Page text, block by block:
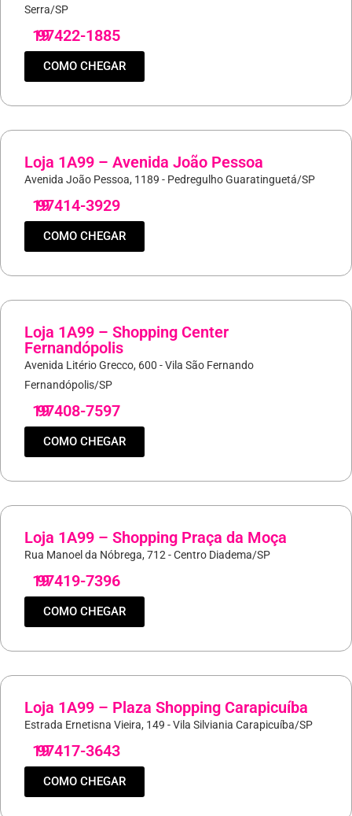
Serra/SP
19
97422-1885
COMO CHEGAR
Loja 1A99 – Avenida João Pessoa
Avenida João Pessoa, 1189 - Pedregulho Guaratinguetá/SP
19
97414-3929
COMO CHEGAR
Loja 1A99 – Shopping Center
Fernandópolis
Avenida Litério Grecco, 600 - Vila São Fernando
Fernandópolis/SP
19
97408-7597
COMO CHEGAR
Loja 1A99 – Shopping Praça da Moça
Rua Manoel da Nóbrega, 712 - Centro Diadema/SP
19
97419-7396
COMO CHEGAR
Loja 1A99 – Plaza Shopping Carapicuíba
Estrada Ernetisna Vieira, 149 - Vila Silviania Carapicuíba/SP
19
97417-3643
COMO CHEGAR